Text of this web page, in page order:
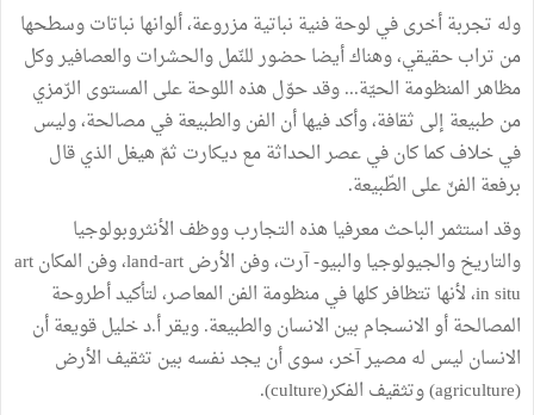
وله تجربة أخرى في لوحة فنية نباتية مزروعة، ألوانها نباتات وسطحها
من تراب حقيقي، وهناك أيضا حضور للنّمل والحشرات والعصافير وكل
مظاهر المنظومة الحيّة... وقد حوّل هذه اللوحة على المستوى الرّمزي
من طبيعة إلى ثقافة، وأكد فيها أن الفن والطبيعة في مصالحة، وليس
في خلاف كما كان في عصر الحداثة مع ديكارت ثمّ هيغل الذي قال
برفعة الفنّ على الطّبيعة.
وقد استثمر الباحث معرفيا هذه التجارب ووظف الأنثروبولوجيا
والتاريخ والجيولوجيا والبيو- آرت، وفن الأرض land-art، وفن المكان art
in situ، لأنها تتظافر كلها في منظومة الفن المعاصر، لتأكيد أطروحة
المصالحة أو الانسجام بين الانسان والطبيعة. ويقر أ.د خليل قويعة أن
الانسان ليس له مصير آخر، سوى أن يجد نفسه بين تثقيف الأرض
(agriculture) وتثقيف الفكر(culture).